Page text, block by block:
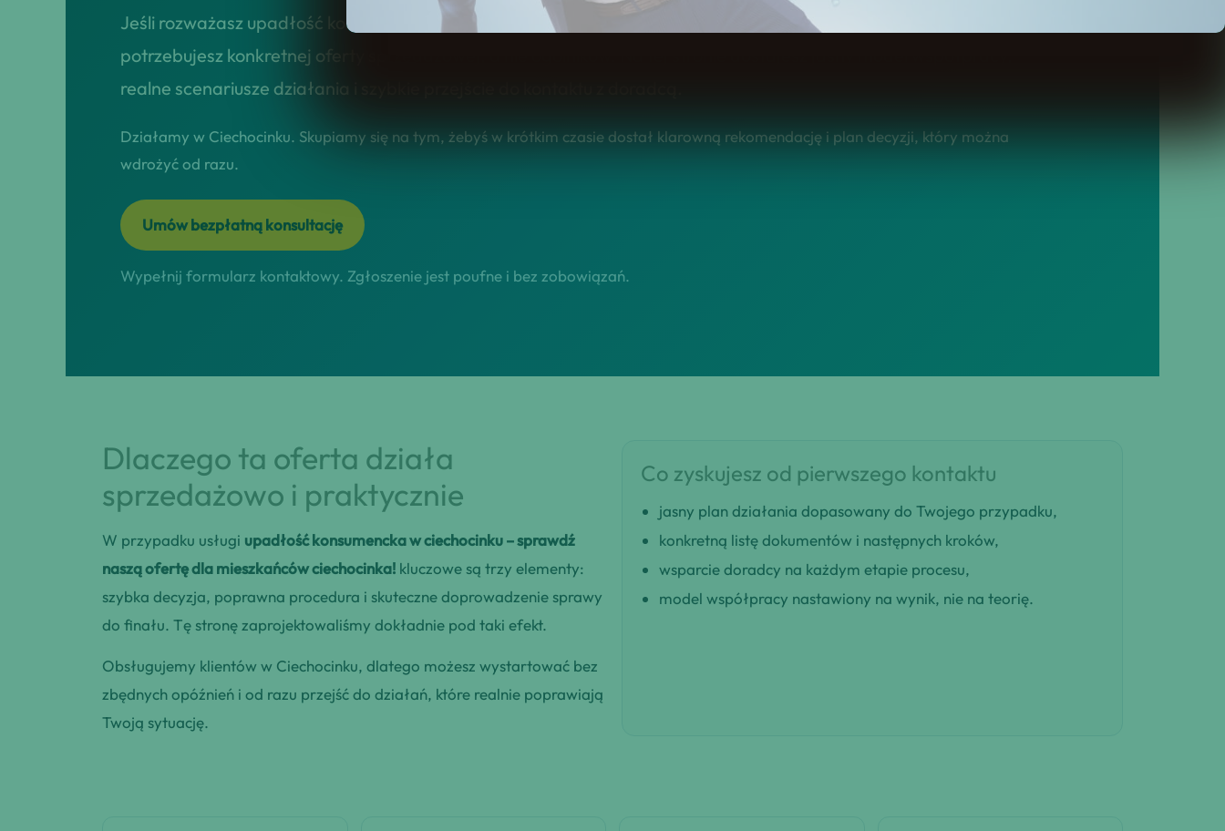
Jeśli rozważasz upadłość konsumencka w ciechocinku – sprawdź naszą ofertę dla mieszkańców ciechocinka!,
potrzebujesz konkretnej oferty sprzedażowej, a nie ogólników. Na tej stronie dostajesz jasny model współpracy,
realne scenariusze działania i szybkie przejście do kontaktu z doradcą.
Działamy w Ciechocinku. Skupiamy się na tym, żebyś w krótkim czasie dostał klarowną rekomendację i plan decyzji, który można
wdrożyć od razu.
Umów bezpłatną konsultację
Wypełnij formularz kontaktowy. Zgłoszenie jest poufne i bez zobowiązań.
Dlaczego ta oferta działa
sprzedażowo i praktycznie
W przypadku usługi upadłość konsumencka w ciechocinku – sprawdź
naszą ofertę dla mieszkańców ciechocinka! kluczowe są trzy elementy:
szybka decyzja, poprawna procedura i skuteczne doprowadzenie sprawy
do finału. Tę stronę zaprojektowaliśmy dokładnie pod taki efekt.
Obsługujemy klientów w Ciechocinku, dlatego możesz wystartować bez
zbędnych opóźnień i od razu przejść do działań, które realnie poprawiają
Twoją sytuację.
Co zyskujesz od pierwszego kontaktu
jasny plan działania dopasowany do Twojego przypadku,
konkretną listę dokumentów i następnych kroków,
wsparcie doradcy na każdym etapie procesu,
model współpracy nastawiony na wynik, nie na teorię.